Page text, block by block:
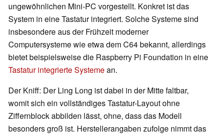
ungewöhnlichen Mini-PC vorgestellt. Konkret ist das
System in eine Tastatur integriert. Solche Systeme sind
insbesondere aus der Frühzeit moderner
Computersysteme wie etwa dem C64 bekannt, allerdings
bietet beispielsweise die Raspberry Pi Foundation in eine
Tastatur integrierte Systemean.
Der Kniff: Der Ling Long ist dabei in der Mitte faltbar,
womit sich ein vollständiges Tastatur-Layout ohne
Ziffernblock abbilden lässt, ohne, dass das Modell
besonders groß ist. Herstellerangaben zufolge nimmt das